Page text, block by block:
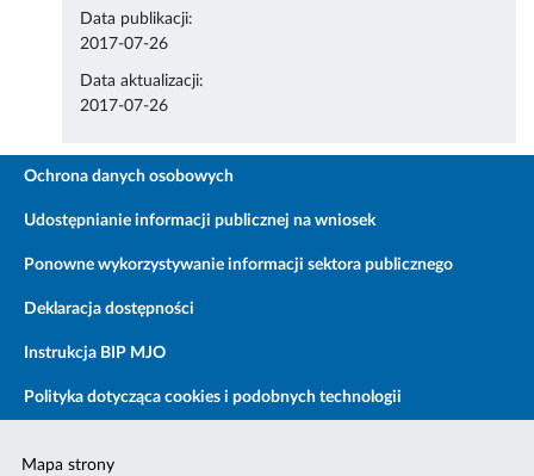
Data publikacji:
2017-07-26
Data aktualizacji:
2017-07-26
Ochrona danych osobowych
Udostępnianie informacji publicznej na wniosek
Ponowne wykorzystywanie informacji sektora publicznego
Deklaracja dostępności
Instrukcja BIP MJO
Polityka dotycząca cookies i podobnych technologii
Mapa strony